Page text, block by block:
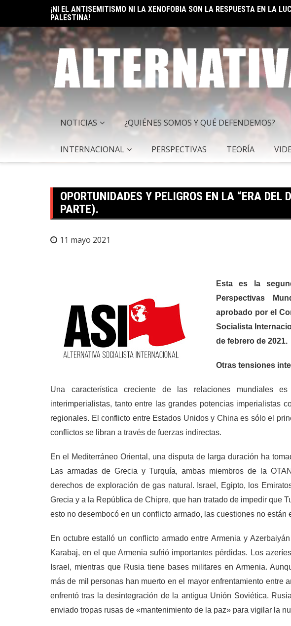
content
ELON MUSK: UN BILLÓN Y UNO RAZONES PARA SER SOCIALISTA
NOTICIAS ¿QUIÉNES SOMOS Y QUÉ DEFENDEMOS?
INTERNACIONAL PERSPECTIVAS TEORÍA
OPORTUNIDADES Y PELIGROS EN LA “ERA DEL
PARTE).
11 mayo 2021
Esta es la
Perspectivas
aprobado por el
Socialista
de febrero de 2021.
Otras tensiones
Una característica creciente de las relaciones mundiales
interimperialistas, tanto entre las grandes potencias imperialistas
regionales. El conflicto entre Estados Unidos y China es sólo el
conflictos se libran a través de fuerzas indirectas.
En el Mediterráneo Oriental, una disputa de larga duración ha
Las armadas de Grecia y Turquía, ambas miembros de la
derechos de exploración de gas natural. Israel, Egipto, los
Grecia y a la República de Chipre, que han tratado de impedir que
esto no desembocó en un conflicto armado, las cuestiones no están
En octubre estalló un conflicto armado entre Armenia y
Karabaj, en el que Armenia sufrió importantes pérdidas. Los
Israel, mientras que Rusia tiene bases militares en Armenia.
más de mil personas han muerto en el mayor enfrentamiento entre
enfrentó tras la desintegración de la antigua Unión Soviética.
enviado tropas rusas de «mantenimiento de la paz» para vigilar la